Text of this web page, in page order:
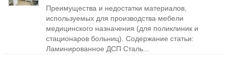
Преимущества и недостатки материалов,
используемых для производства мебели
медицинского назначения (для поликлиник и
стационаров больниц). Содержание статьи:
Ламинированное ДСП Сталь...